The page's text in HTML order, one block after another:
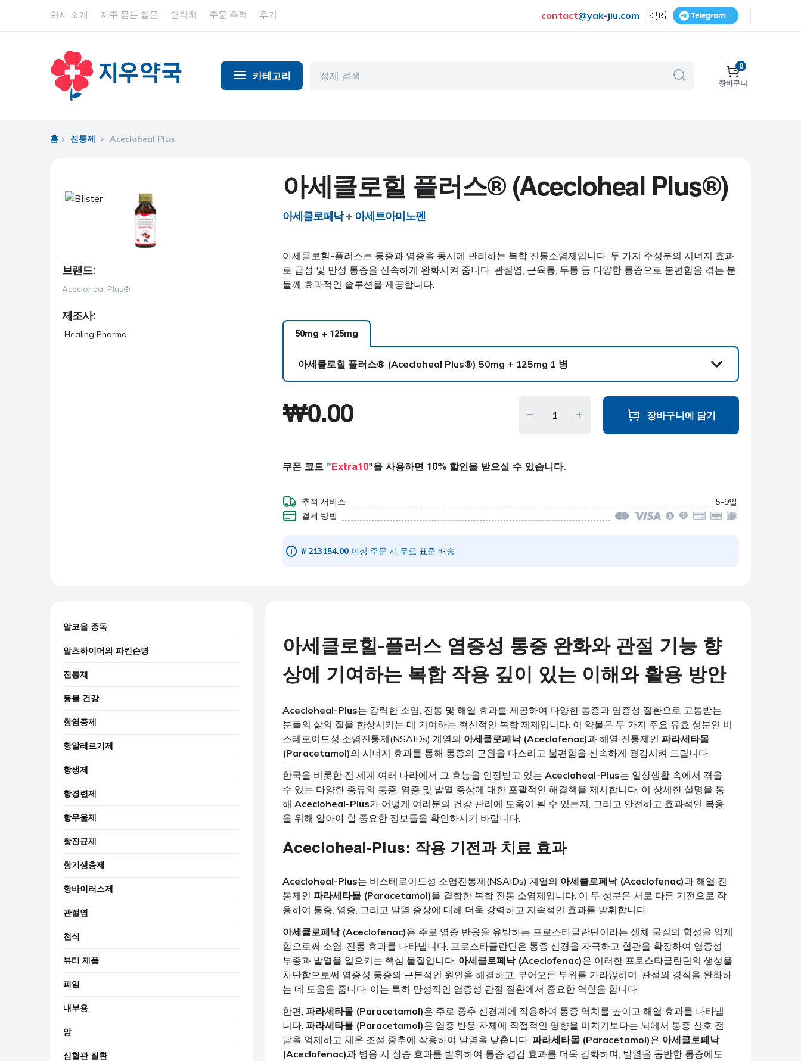
회사 소개 자주 묻는 질문 연락처 주문 추적 후기 contact@yak-jiu.com 🇰🇷
카테고리
피임
내부용
심혈관 질환
콜레스테롤
고혈압
편두통
수술
여성 건강
0
장바구니
홈 진통제 Acecloheal Plus
브랜드:
Acecloheal Plus®
제조사:
Healing Pharma
아세클로힐 플러스® (Acecloheal Plus®)
아세클로페낙+ 아세트아미노펜
아세클로힐-플러스는 통증과 염증을 동시에 관리하는 복합 진통소염제입니다. 두 가지 주성분의 시너지 효과
로 급성 및 만성 통증을 신속하게 완화시켜 줍니다. 관절염, 근육통, 두통 등 다양한 통증으로 불편함을 겪는 분
들께 효과적인 솔루션을 제공합니다.
50mg + 125mg
아세클로힐 플러스® (Acecloheal Plus®) 50mg + 125mg 1 병
50mg + 125mg 1 병
아세클로힐 플러스® (Acecloheal Plus®)
50mg + 125mg 3 병s
₩0.00 장바구니에 담기
쿠폰 코드 " Extra10"을 사용하면 10% 할인을 받으실 수 있습니다.
추적 서비스
5-9일
결제 방법
₩ 213154.00 이상 주문 시 무료 표준 배송
알코올 중독
알츠하이머와 파킨슨병
진통제
동물 건강
항염증제
항알레르기제
항생제
항경련제
항우울제
항진균제
항기생충제
항바이러스제
관절염
천식
뷰티 제품
피임
내부용
암
심혈관 질환
아세클로힐-플러스 염증성 통증 완화와 관절 기능 향
상에 기여하는 복합 작용 깊이 있는 이해와 활용 방안
Acecloheal-Plus는 강력한 소염, 진통 및 해열 효과를 제공하여 다양한 통증과 염증성 질환으로 고통받는
분들의 삶의 질을 향상시키는 데 기여하는 혁신적인 복합 제제입니다. 이 약물은 두 가지 주요 유효 성분인 비
스테로이드성 소염진통제(NSAIDs) 계열의 아세클로페낙 (Aceclofenac)과 해열 진통제인 파라세타몰
(Paracetamol)의 시너지 효과를 통해 통증의 근원을 다스리고 불편함을 신속하게 경감시켜 드립니다.
한국을 비롯한 전 세계 여러 나라에서 그 효능을 인정받고 있는 Acecloheal-Plus는 일상생활 속에서 겪을
수 있는 다양한 종류의 통증, 염증 및 발열 증상에 대한 포괄적인 해결책을 제시합니다. 이 상세한 설명을 통
해 Acecloheal-Plus가 어떻게 여러분의 건강 관리에 도움이 될 수 있는지, 그리고 안전하고 효과적인 복용
을 위해 알아야 할 중요한 정보들을 확인하시기 바랍니다.
Acecloheal-Plus: 작용 기전과 치료 효과
Acecloheal-Plus는 비스테로이드성 소염진통제(NSAIDs) 계열의 아세클로페낙 (Aceclofenac)과 해열 진
통제인 파라세타몰 (Paracetamol)을 결합한 복합 진통 소염제입니다. 이 두 성분은 서로 다른 기전으로 작
용하여 통증, 염증, 그리고 발열 증상에 대해 더욱 강력하고 지속적인 효과를 발휘합니다.
아세클로페낙 (Aceclofenac)은 주로 염증 반응을 유발하는 프로스타글란딘이라는 생체 물질의 합성을 억제
함으로써 소염, 진통 효과를 나타냅니다. 프로스타글란딘은 통증 신경을 자극하고 혈관을 확장하여 염증성
부종과 발열을 일으키는 핵심 물질입니다. 아세클로페낙 (Aceclofenac)은 이러한 프로스타글란딘의 생성을
차단함으로써 염증성 통증의 근본적인 원인을 해결하고, 부어오른 부위를 가라앉히며, 관절의 경직을 완화하
는 데 도움을 줍니다. 이는 특히 만성적인 염증성 관절 질환에서 중요한 역할을 합니다.
한편, 파라세타몰 (Paracetamol)은 주로 중추 신경계에 작용하여 통증 역치를 높이고 해열 효과를 나타냅
니다. 파라세타몰 (Paracetamol)은 염증 반응 자체에 직접적인 영향을 미치기보다는 뇌에서 통증 신호 전
달을 억제하고 체온 조절 중추에 작용하여 발열을 낮춥니다. 파라세타몰 (Paracetamol)은 아세클로페낙
(Aceclofenac)과 병용 시 상승 효과를 발휘하여 통증 경감 효과를 더욱 강화하며, 발열을 동반한 통증에도